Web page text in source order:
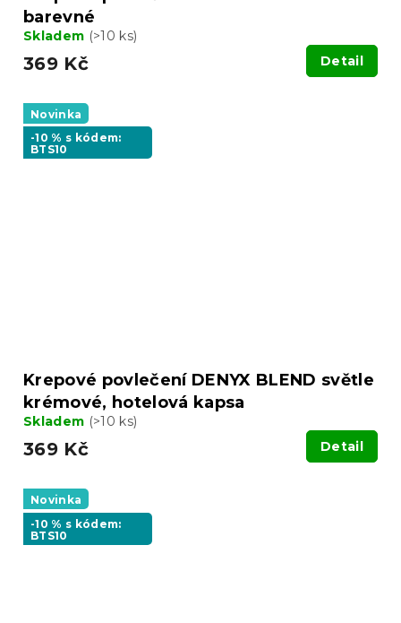
barevné
Skladem (>10 ks)
369 Kč Detail
Novinka
-10 % s kódem:
BTS10
Krepové povlečení DENYX BLEND světle
krémové, hotelová kapsa
Skladem (>10 ks)
369 Kč Detail
Novinka
-10 % s kódem:
BTS10